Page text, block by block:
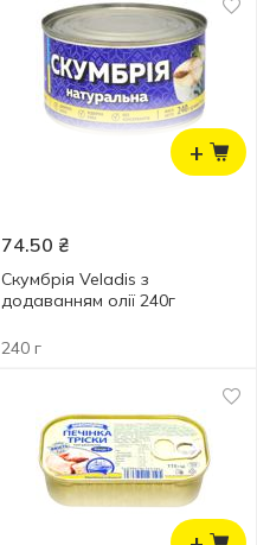
+
74.50 ₴
Скумбрія Veladis з
додаванням олії 240г
240 г